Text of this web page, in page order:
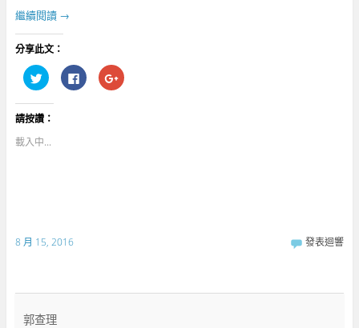
繼續閱讀 →
分享此文：
分
享
T
w
i
t
啟
)
按
一
)
點
擊
請按讚：
載入中...
8 月 15, 2016 發表迴響
郭查理